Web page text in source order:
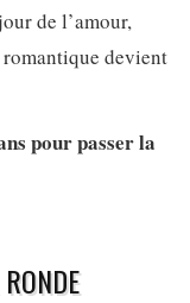
de l’amour,
devient
pour passer la